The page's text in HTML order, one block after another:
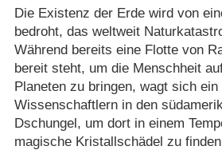
Die Existenz der Erde wird von
bedroht, das weltweit
Während bereits eine Flotte von
bereit steht, um die Menschheit
Planeten zu bringen, wagt sich ein
Wissenschaftlern in den
Dschungel, um dort in einem
magische Kristallschädel zu